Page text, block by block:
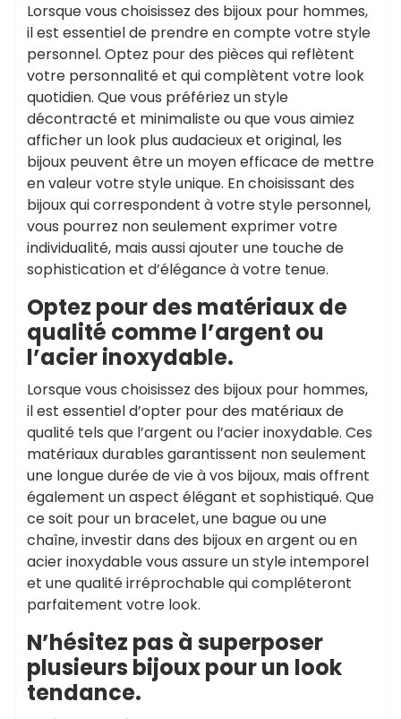
Lorsque vous choisissez des bijoux pour hommes,
il est essentiel de prendre en compte votre style
personnel. Optez pour des pièces qui reflètent
votre personnalité et qui complètent votre look
quotidien. Que vous préfériez un style
décontracté et minimaliste ou que vous aimiez
afficher un look plus audacieux et original, les
bijoux peuvent être un moyen efficace de mettre
en valeur votre style unique. En choisissant des
bijoux qui correspondent à votre style personnel,
vous pourrez non seulement exprimer votre
individualité, mais aussi ajouter une touche de
sophistication et d’élégance à votre tenue.
Optez pour des matériaux de
qualité comme l’argent ou
l’acier inoxydable.
Lorsque vous choisissez des bijoux pour hommes,
il est essentiel d’opter pour des matériaux de
qualité tels que l’argent ou l’acier inoxydable. Ces
matériaux durables garantissent non seulement
une longue durée de vie à vos bijoux, mais offrent
également un aspect élégant et sophistiqué. Que
ce soit pour un bracelet, une bague ou une
chaîne, investir dans des bijoux en argent ou en
acier inoxydable vous assure un style intemporel
et une qualité irréprochable qui compléteront
parfaitement votre look.
N’hésitez pas à superposer
plusieurs bijoux pour un look
tendance.